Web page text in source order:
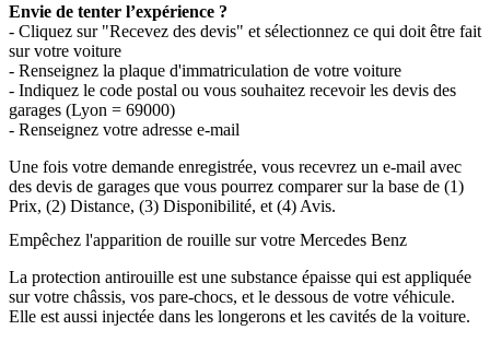
Envie de tenter l’expérience ?
- Cliquez sur "Recevez des devis" et sélectionnez ce qui doit être fait
sur votre voiture
- Renseignez la plaque d'immatriculation de votre voiture
- Indiquez le code postal ou vous souhaitez recevoir les devis des
garages (Lyon = 69000)
- Renseignez votre adresse e-mail
Une fois votre demande enregistrée, vous recevrez un e-mail avec
des devis de garages que vous pourrez comparer sur la base de (1)
Prix, (2) Distance, (3) Disponibilité, et (4) Avis.
Empêchez l'apparition de rouille sur votre Mercedes Benz
La protection antirouille est une substance épaisse qui est appliquée
sur votre châssis, vos pare-chocs, et le dessous de votre véhicule.
Elle est aussi injectée dans les longerons et les cavités de la voiture.